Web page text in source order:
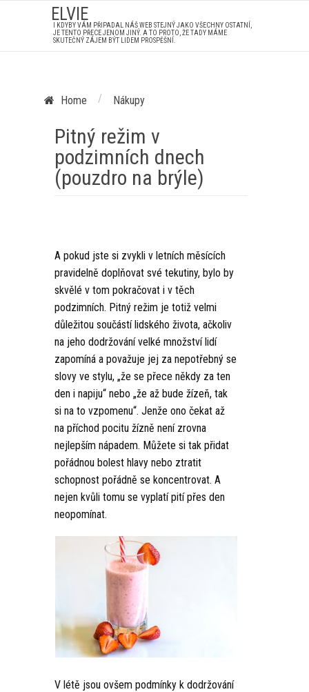
ELVIE
I KDYBY VÁM PŘIPADAL NÁŠ WEB STEJNÝ JAKO VŠECHNY OSTATNÍ,
JE TENTO PŘECE JENOM JINÝ. A TO PROTO, ŽE TADY MÁME
SKUTEČNÝ ZÁJEM BÝT LIDEM PROSPĚŠNÍ.
Home / Nákupy
Pitný režim v
podzimních dnech
(pouzdro na brýle)
A pokud jste si zvykli v letních měsících
pravidelně doplňovat své tekutiny, bylo by
skvělé v tom pokračovat i v těch
podzimních. Pitný režim je totiž velmi
důležitou součástí lidského života, ačkoliv
na jeho dodržování velké množství lidí
zapomíná a považuje jej za nepotřebný se
slovy ve stylu, „že se přece někdy za ten
den i napiju“ nebo „že až bude žízeň, tak
si na to vzpomenu“. Jenže ono čekat až
na příchod pocitu žízně není zrovna
nejlepším nápadem. Můžete si tak přidat
pořádnou bolest hlavy nebo ztratit
schopnost pořádně se koncentrovat. A
nejen kvůli tomu se vyplatí pití přes den
neopomínat.
V létě jsou ovšem podmínky k dodržování